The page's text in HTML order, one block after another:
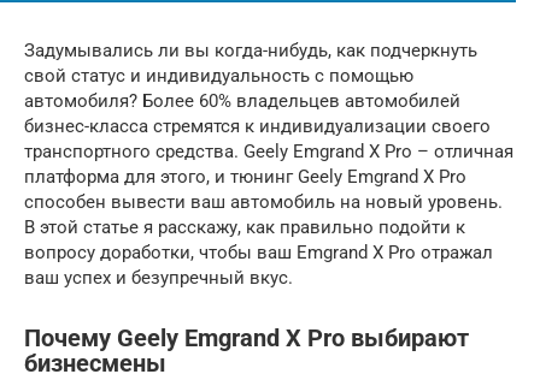
Задумывались ли вы когда-нибудь, как подчеркнуть
свой статус и индивидуальность с помощью
автомобиля? Более 60% владельцев автомобилей
бизнес-класса стремятся к индивидуализации своего
транспортного средства. Geely Emgrand X Pro – отличная
платформа для этого, и тюнинг Geely Emgrand X Pro
способен вывести ваш автомобиль на новый уровень.
В этой статье я расскажу, как правильно подойти к
вопросу доработки, чтобы ваш Emgrand X Pro отражал
ваш успех и безупречный вкус.
Почему Geely Emgrand X Pro выбирают
бизнесмены